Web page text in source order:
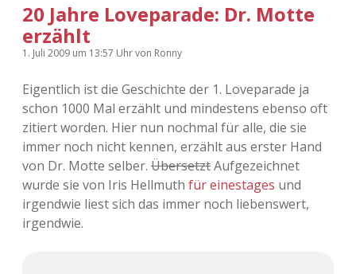
KFMW-Disco
kfmw.stuff
Kopfkinomusik
Nur mal so
Täglicher Sinnwahn
Visuelles
Contact
Adventskalender
Adventskalender 2010
Adventskalender 2011
Adventskalender 2012
Adventskalender 2013
facebook
instagram
rss soundcloud
vimeoBluesky
20 Jahre Loveparade: Dr. Motte
erzählt
1. Juli 2009 um 13:57 Uhrvon Ronny
Eigentlich ist die Geschichte der 1. Loveparade ja
schon 1000 Mal erzählt und mindestens ebenso oft
zitiert worden. Hier nun nochmal für alle, die sie
immer noch nicht kennen, erzählt aus erster Hand
von Dr. Motte selber. ÜbersetztAufgezeichnet
wurde sie von Iris Hellmuth für einestages und
irgendwie liest sich das immer noch liebenswert,
irgendwie.